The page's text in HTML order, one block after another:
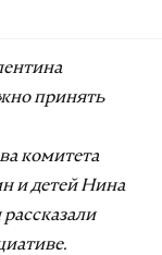
принять
комитета
и детей Нина